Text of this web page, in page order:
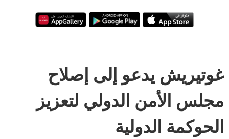
غوتيريش يدعو إلى إصلاح
مجلس الأمن الدولي لتعزيز
الحوكمة الدولية